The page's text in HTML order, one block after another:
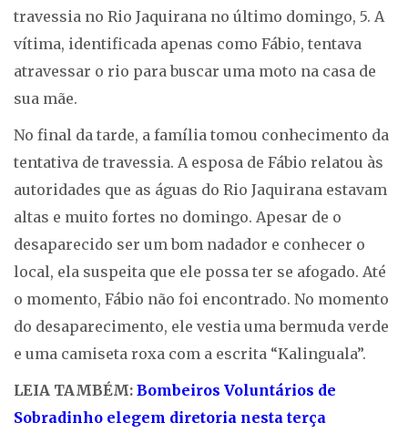
travessia no Rio Jaquirana no último domingo, 5. A
vítima, identificada apenas como Fábio, tentava
atravessar o rio para buscar uma moto na casa de
sua mãe.
No final da tarde, a família tomou conhecimento da
tentativa de travessia. A esposa de Fábio relatou às
autoridades que as águas do Rio Jaquirana estavam
altas e muito fortes no domingo. Apesar de o
desaparecido ser um bom nadador e conhecer o
local, ela suspeita que ele possa ter se afogado. Até
o momento, Fábio não foi encontrado. No momento
do desaparecimento, ele vestia uma bermuda verde
e uma camiseta roxa com a escrita “Kalinguala”.
LEIA TAMBÉM: Bombeiros Voluntários de
Sobradinho elegem diretoria nesta terça